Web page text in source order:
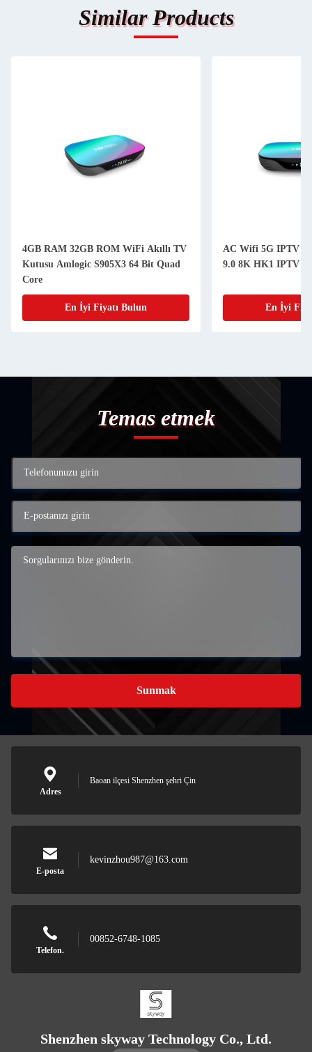
Similar Products
4GB RAM 32GB ROM WiFi Akıllı TV
Kutusu Amlogic S905X3 64 Bit Quad
Core
En İyi Fiyatı Bulun
AC Wifi 5G IPTV
9.0 8K HK1 IPTV
En İyi
Temas etmek
Sunmak
Adres
Baoan ilçesi Shenzhen şehri Çin
E-posta
kevinzhou987@163.com
Telefon.
00852-6748-1085
Shenzhen skyway Technology Co., Ltd.